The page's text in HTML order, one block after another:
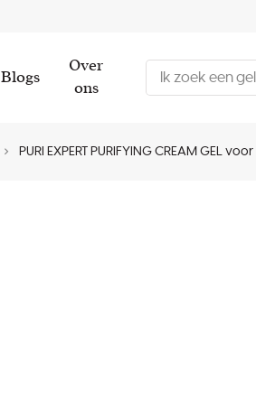
Blogs
Over
ons
PURI EXPERT PURIFYING CREAM GEL